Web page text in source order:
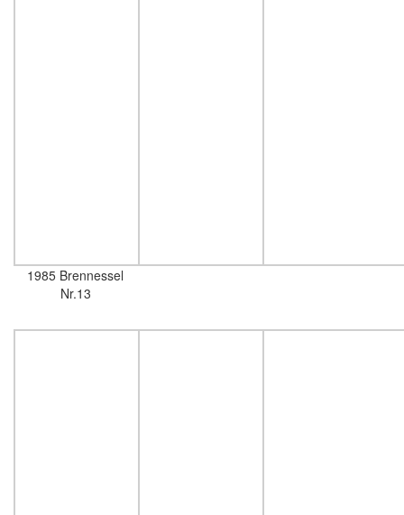
1985 Brennessel
Nr.13